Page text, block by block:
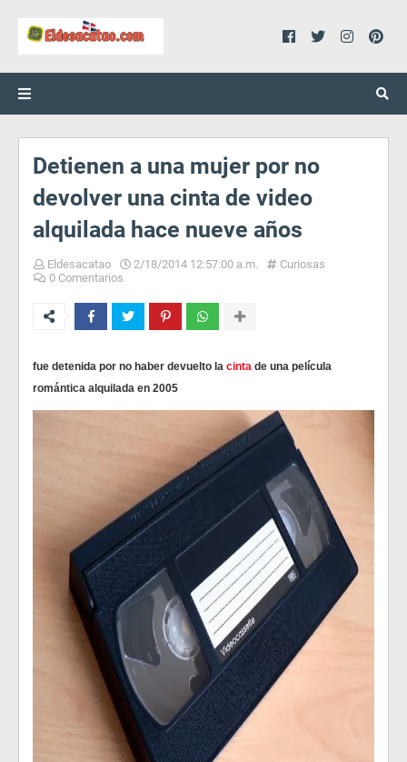
Detienen a una mujer por no
devolver una cinta de video
alquilada hace nueve años
Eldesacatao 2/18/2014 12:57:00 a.m.
Curiosas
0 Comentarios
fue detenida por no haber devuelto la cinta de una película
romántica alquilada en 2005